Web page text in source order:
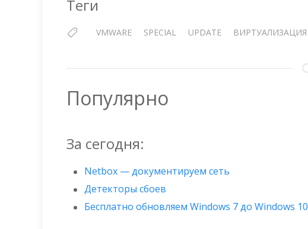
Теги
VMWARE SPECIAL UPDATE ВИРТУАЛИЗАЦИЯ
Популярно
За сегодня:
Netbox — документируем сеть
Детекторы сбоев
Бесплатно обновляем Windows 7 до Windows 10